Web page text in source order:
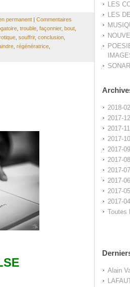
LES
LES
2018-02
2017-12
2017-11
2017-10
2017-09
2017-08
2017-07
2017-06
2017-05
2017-04
Toutes
Alain
permanent| Commentaires
, trouble, façonnier, bout,
, souffrir, conclusion,
, régénératrice,